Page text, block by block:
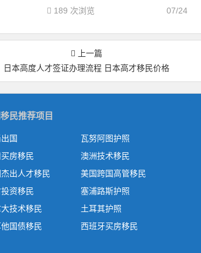
07/24
189 次浏览
上一篇
日本高度人才签证办理流程 日本高才移民价格
民推荐项目
国
房移民
出人才移民
资移民
技术移民
国债移民
瓦努阿图护照
澳洲技术移民
美国跨国高管移民
塞浦路斯护照
土耳其护照
西班牙买房移民